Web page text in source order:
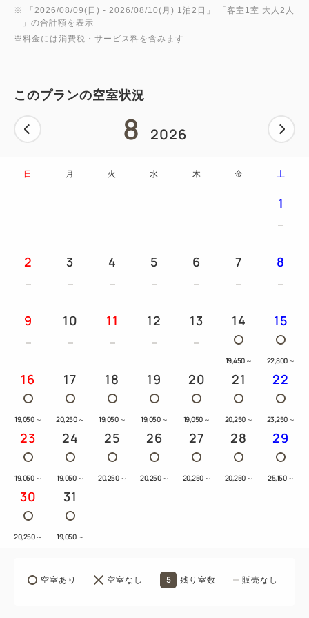
※ 「 2026/08/09(日) - 2026/08/10(月) 1泊2日 」 「客室1室 大人2人
」の合計額を表示
※料金には消費税・サービス料を含みます
このプランの空室状況
8 2026
日 月 火 水 木 金 土
1
2 3 4 5 6 7 8
9 10 11 12 13 14
19,450 ～
15
22,800 ～
16
19,050 ～
17
20,250 ～
18
19,050 ～
19
19,050 ～
20
19,050 ～
21
20,250 ～
22
23,250 ～
23
19,050 ～
24
19,050 ～
25
20,250 ～
26
20,250 ～
27
20,250 ～
28
20,250 ～
29
25,150 ～
30
20,250 ～
31
19,050 ～
空室あり 空室なし 5 残り室数 販売なし